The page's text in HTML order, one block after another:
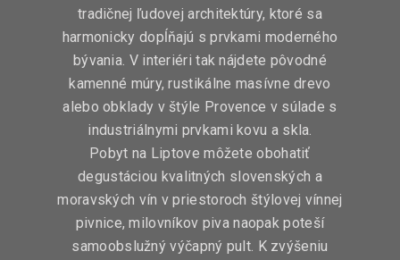
tradičnej ľudovej architektúry, ktoré sa
harmonicky dopĺňajú s prvkami moderného
bývania. V interiéri tak nájdete pôvodné
kamenné múry, rustikálne masívne drevo
alebo obklady v štýle Provence v súlade s
industriálnymi prvkami kovu a skla.
Pobyt na Liptove môžete obohatiť
degustáciou kvalitných slovenských a
moravských vín v priestoroch štýlovej vínnej
pivnice, milovníkov piva naopak poteší
samoobslužný výčapný pult. K zvýšeniu